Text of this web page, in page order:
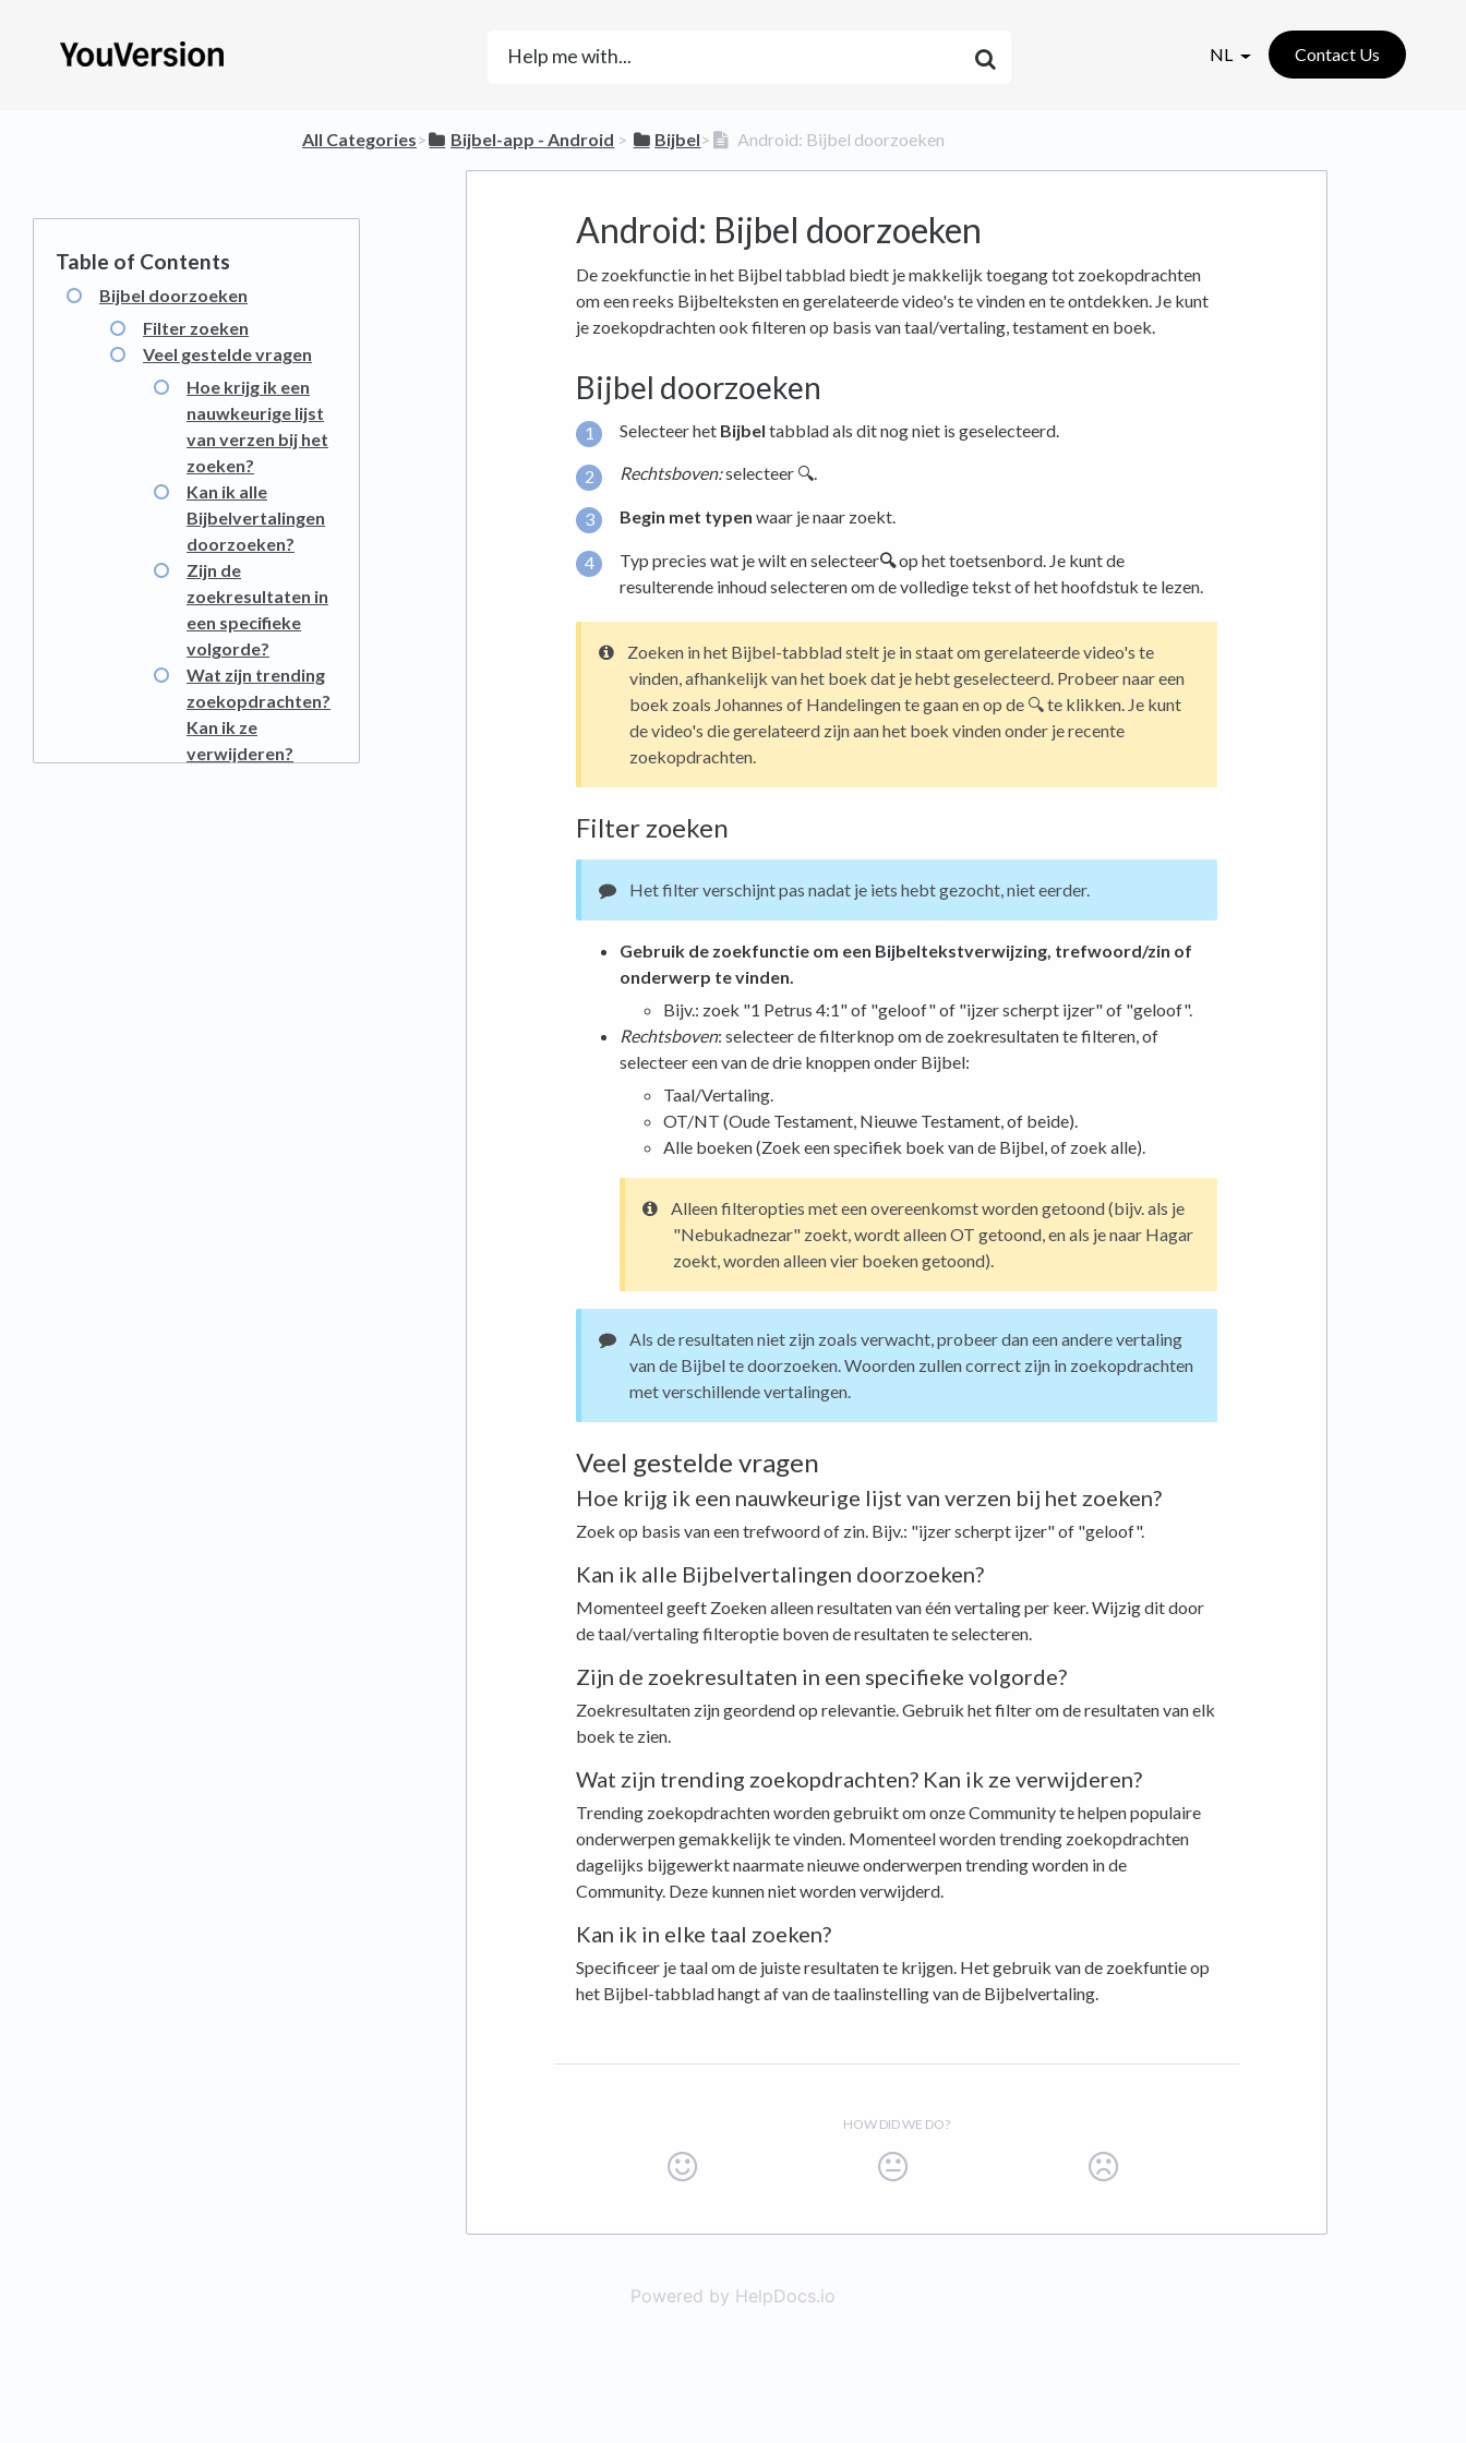
NL Contact Us
All Categories​>​ ​Bijbel-app - Android ​ > ​ ​Bijbel​>​ Android: Bijbel doorzoeken
Android: Bijbel doorzoeken
Bijbel doorzoeken
Filter zoeken
Veel gestelde vragen
Hoe krijg ik een
nauwkeurige lijst
van verzen bij het
zoeken?
Kan ik alle
Bijbelvertalingen
doorzoeken?
Zijn de
zoekresultaten in
een specifieke
volgorde?
Wat zijn trending
zoekopdrachten?
Kan ik ze
verwijderen?
De zoekfunctie in het Bijbel tabblad biedt je makkelijk toegang tot zoekopdrachten
om een reeks Bijbelteksten en gerelateerde video's te vinden en te ontdekken. Je kunt
je zoekopdrachten ook filteren op basis van taal/vertaling, testament en boek.
Bijbel doorzoeken
Selecteer het Bijbel tabblad als dit nog niet is geselecteerd.
Rechtsboven:selecteer 🔍.
Begin met typen waar je naar zoekt.
Typ precies wat je wilt en selecteer🔍op het toetsenbord. Je kunt de
resulterende inhoud selecteren om de volledige tekst of het hoofdstuk te lezen.
Zoeken in het Bijbel-tabblad stelt je in staat om gerelateerde video's te
vinden, afhankelijk van het boek dat je hebt geselecteerd. Probeer naar een
boek zoals Johannes of Handelingen te gaan en op de 🔍 te klikken. Je kunt
de video's die gerelateerd zijn aan het boek vinden onder je recente
zoekopdrachten.
Filter zoeken
Het filter verschijnt pas nadat je iets hebt gezocht, niet eerder.
Gebruik de zoekfunctie om een Bijbeltekstverwijzing, trefwoord/zin of
onderwerp te vinden.
Bijv.: zoek "1 Petrus 4:1" of "geloof" of "ijzer scherpt ijzer" of "geloof".
Rechtsboven: selecteer de filterknop om de zoekresultaten te filteren, of
selecteer een van de drie knoppen onder Bijbel:
Taal/Vertaling.
OT/NT (Oude Testament, Nieuwe Testament, of beide).
Alle boeken (Zoek een specifiek boek van de Bijbel, of zoek alle).
Alleen filteropties met een overeenkomst worden getoond (bijv. als je
"Nebukadnezar" zoekt, wordt alleen OT getoond, en als je naar Hagar
zoekt, worden alleen vier boeken getoond).
Als de resultaten niet zijn zoals verwacht, probeer dan een andere vertaling
van de Bijbel te doorzoeken. Woorden zullen correct zijn in zoekopdrachten
met verschillende vertalingen.
Veel gestelde vragen
Hoe krijg ik een nauwkeurige lijst van verzen bij het zoeken?
Zoek op basis van een trefwoord of zin. Bijv.: "ijzer scherpt ijzer" of "geloof".
Kan ik alle Bijbelvertalingen doorzoeken?
Momenteel geeft Zoeken alleen resultaten van één vertaling per keer. Wijzig dit door
de taal/vertaling filteroptie boven de resultaten te selecteren.
Zijn de zoekresultaten in een specifieke volgorde?
Zoekresultaten zijn geordend op relevantie. Gebruik het filter om de resultaten van elk
boek te zien.
Wat zijn trending zoekopdrachten? Kan ik ze verwijderen?
Trending zoekopdrachten worden gebruikt om onze Community te helpen populaire
onderwerpen gemakkelijk te vinden. Momenteel worden trending zoekopdrachten
dagelijks bijgewerkt naarmate nieuwe onderwerpen trending worden in de
Community. Deze kunnen niet worden verwijderd.
Kan ik in elke taal zoeken?
Specificeer je taal om de juiste resultaten te krijgen. Het gebruik van de zoekfuntie op
het Bijbel-tabblad hangt af van de taalinstelling van de Bijbelvertaling.
HOW DID WE DO?
Powered by HelpDocs.io